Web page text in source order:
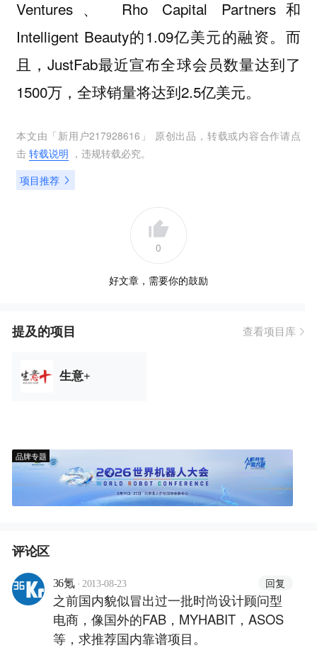
Ventures、 Rho Capital Partners和
Intelligent Beauty的1.09亿美元的融资。而
且，JustFab最近宣布全球会员数量达到了
1500万，全球销量将达到2.5亿美元。
本文由「 新用户217928616 」 原创出品，转载或内容合作请点
击 转载说明 ，违规转载必究。
项目推荐
0
好文章，需要你的鼓励
提及的项目 查看项目库
生意+
品牌专题
评论区
36氪 · 2013-08-23 回复
之前国内貌似冒出过一批时尚设计顾问型
电商，像国外的FAB，MYHABIT，ASOS
等，求推荐国内靠谱项目。